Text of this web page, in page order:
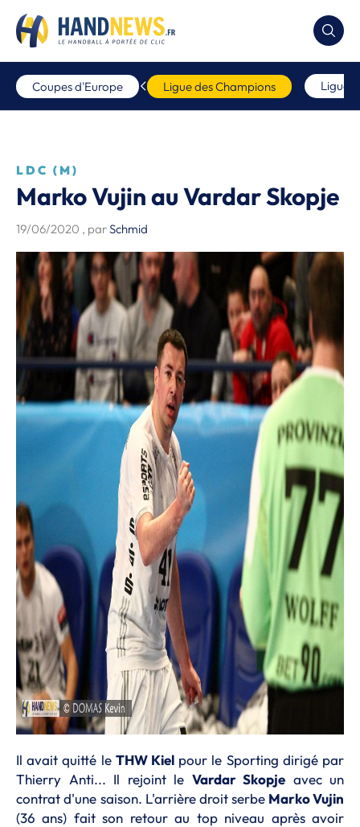
Coupes d'Europe Ligue des Champions Ligue
LDC (M)
Marko Vujin au Vardar Skopje
19/06/2020 , parSchmid
Il avait quitté le THW Kiel pour le Sporting dirigé par
Thierry Anti... Il rejoint le Vardar Skopje avec un
contrat d'une saison. L'arrière droit serbe Marko Vujin
(36 ans) fait son retour au top niveau après avoir